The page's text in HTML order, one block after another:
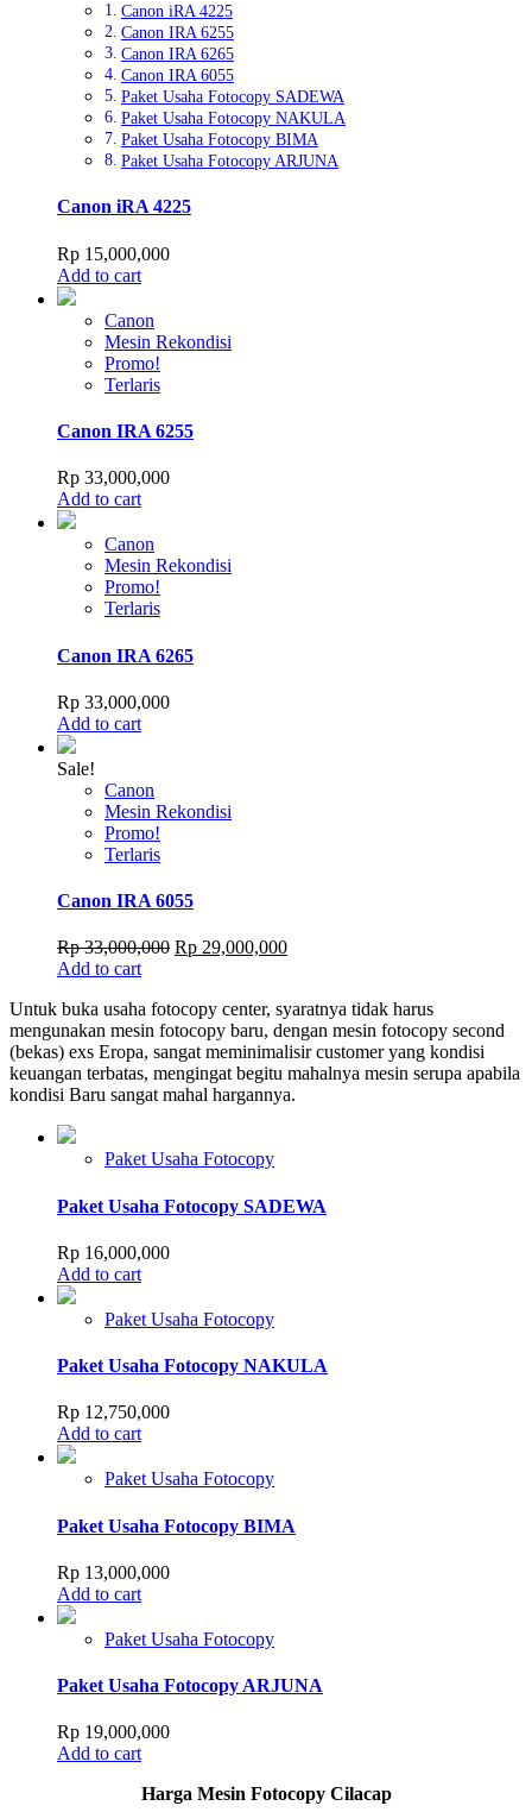
Canon iRA 4225
Canon IRA 6255
Canon IRA 6265
Canon IRA 6055
Paket Usaha Fotocopy SADEWA
Paket Usaha Fotocopy NAKULA
Paket Usaha Fotocopy BIMA
Paket Usaha Fotocopy ARJUNA
Canon iRA 4225
Rp 15,000,000
Add to cart
Canon
Mesin Rekondisi
Promo!
Terlaris
Canon IRA 6255
Rp 33,000,000
Add to cart
Canon
Mesin Rekondisi
Promo!
Terlaris
Canon IRA 6265
Rp 33,000,000
Add to cart
Sale!
Canon
Mesin Rekondisi
Promo!
Terlaris
Canon IRA 6055
Rp33,000,000 Original
Rp 33,000,000.
Rp 29,000,000Current
Rp 29,000,000.
Add to cart
Untuk buka usaha fotocopy center, syaratnya tidak harus
mengunakan mesin fotocopy baru, dengan mesin fotocopy second
(bekas) exs Eropa, sangat meminimalisir customer yang kondisi
keuangan terbatas, mengingat begitu mahalnya mesin serupa apabila
kondisi Baru sangat mahal hargannya.
Paket Usaha Fotocopy
Paket Usaha Fotocopy SADEWA
Rp 16,000,000
Add to cart
Paket Usaha Fotocopy
Paket Usaha Fotocopy NAKULA
Rp 12,750,000
Add to cart
Paket Usaha Fotocopy
Paket Usaha Fotocopy BIMA
Rp 13,000,000
Add to cart
Paket Usaha Fotocopy
Paket Usaha Fotocopy ARJUNA
Rp 19,000,000
Add to cart
Harga Mesin Fotocopy Cilacap